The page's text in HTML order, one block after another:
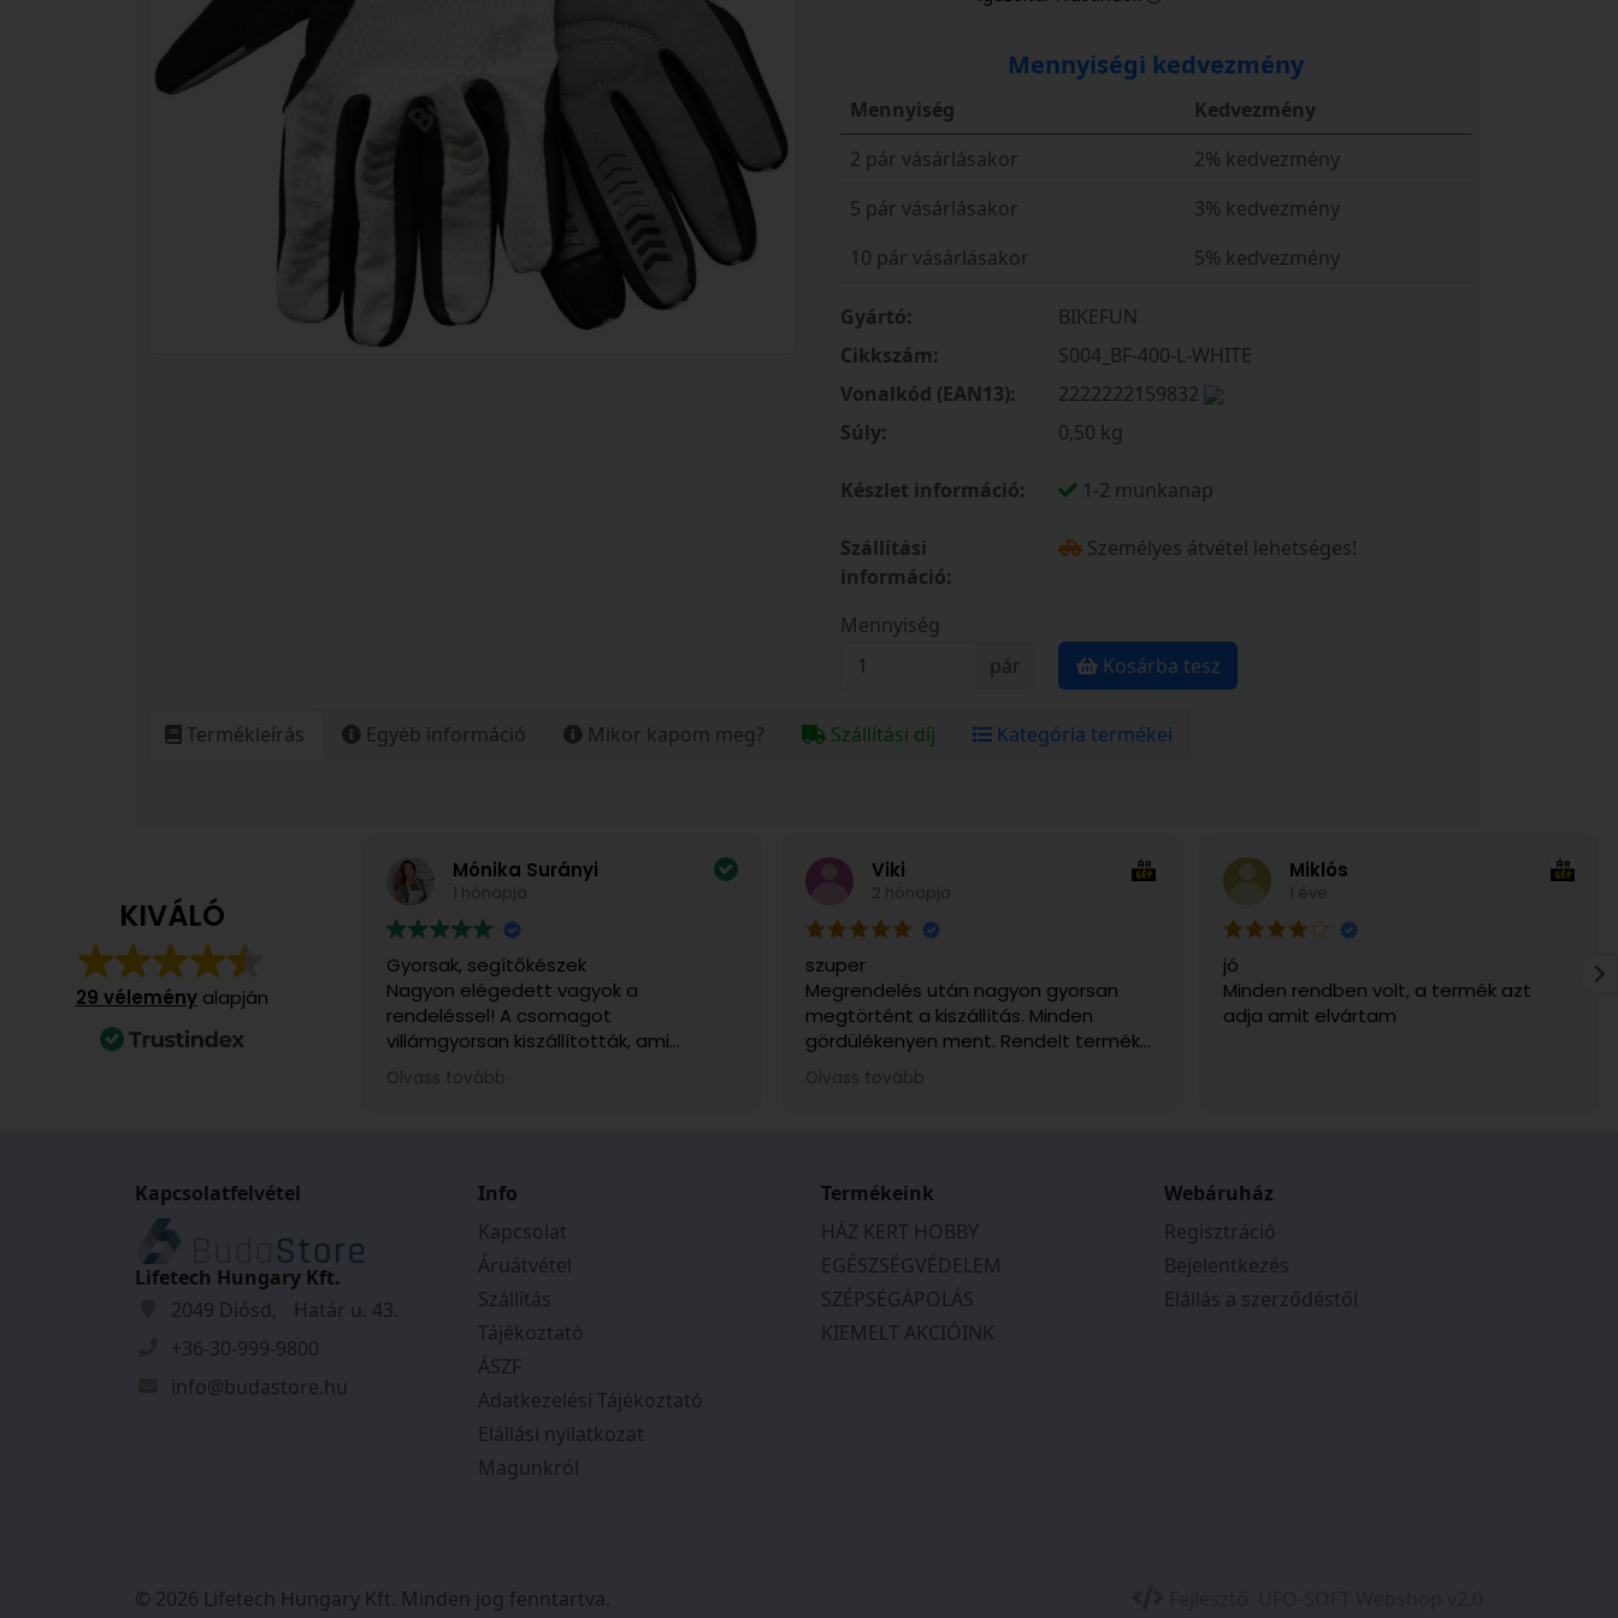
Mennyiségi kedvezmény
Mennyiség
Kedvezmény
2 pár vásárlásakor
2% kedvezmény
5 pár vásárlásakor
3% kedvezmény
10 pár vásárlásakor
5% kedvezmény
Gyártó:
BIKEFUN
Cikkszám:
S004_BF-400-L-WHITE
Vonalkód (EAN13):
2222222159832
Súly:
0,50 kg
Készlet információ: 1-2 munkanap
Szállítási
információ:
Személyes átvétel lehetséges!
Mennyiség
pár
Kosárba tesz
Termékleírás Egyéb információ Mikor kapom meg? Szállítási díj Kategória termékei
KIVÁLÓ
29 véleményalapján
Mónika Surányi
1 hónapja
Gyorsak, segítőkészek
Nagyon elégedett vagyok a
rendeléssel! A csomagot
villámgyorsan kiszállították, ami
számomra különösen fontos volt, mert
ajándékba rendeltem. Telefonon is
időpontjáról pontos tájékoztatást
szerint történt. Csak ajánlani tudom
Olvass tovább
Viki
2 hónapja
szuper
Megrendelés után nagyon gyorsan
megtörtént a kiszállítás. Minden
gördülékenyen ment. Rendelt termék
sérülésmentesen érkezett meg. Csak
ajánlani tudom.
Olvass tovább
Miklós
1 éve
jó
Minden rendben volt, a termék azt
adja amit elvártam
Kapcsolatfelvétel
Lifetech Hungary Kft.
2049 Diósd, Határ u. 43.
+36-30-999-9800
info@budastore.hu
Info
Kapcsolat
Áruátvétel
Szállítás
Tájékoztató
ÁSZF
Adatkezelési Tájékoztató
Elállási nyilatkozat
Magunkról
Termékeink
HÁZ KERT HOBBY
EGÉSZSÉGVÉDELEM
SZÉPSÉGÁPOLÁS
KIEMELT AKCIÓINK
Webáruház
Regisztráció
Bejelentkezés
Elállás a szerződéstől
© 2026 Lifetech Hungary Kft. Minden jog fenntartva.